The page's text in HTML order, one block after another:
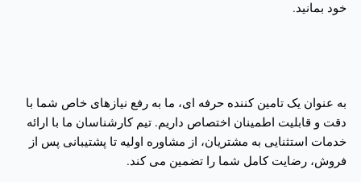
خود بمانید.
به عنوان یک تامین کننده حرفه ای، ما به رفع نیازهای خاص شما با
دقت و قابلیت اطمینان اختصاص داریم. تیم کارشناسان ما با ارائه
خدمات استثنایی به مشتریان، از مشاوره اولیه تا پشتیبانی پس از
فروش، رضایت کامل شما را تضمین می کند.